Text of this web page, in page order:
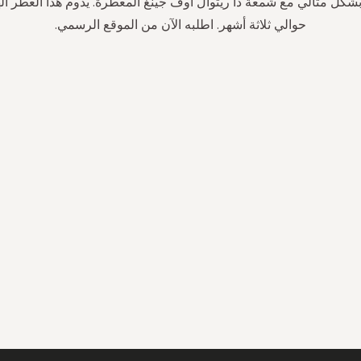
حوالي ثلاثة أشهر. اطلبه الآن من الموقع الرسمي.